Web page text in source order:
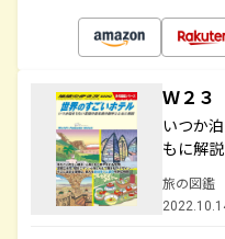
Ｗ２３
いつか
もに解説
旅の図鑑